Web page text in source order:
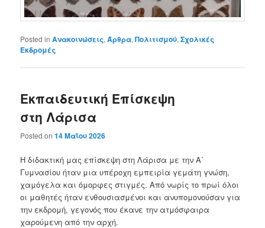
Posted in Ανακοινώσεις,Άρθρα,Πολιτισμού,Σχολικές
Εκδρομές
Εκπαιδευτική Επίσκεψη
στη Λάρισα
Posted on14 Μαΐου 2026
Η διδακτική μας επίσκεψη στη Λάρισα με την Α΄
Γυμνασίου ήταν μια υπέροχη εμπειρία γεμάτη γνώση,
χαμόγελα και όμορφες στιγμές. Από νωρίς το πρωί όλοι
οι μαθητές ήταν ενθουσιασμένοι και ανυπομονούσαν για
την εκδρομή, γεγονός που έκανε την ατμόσφαιρα
χαρούμενη από την αρχή.